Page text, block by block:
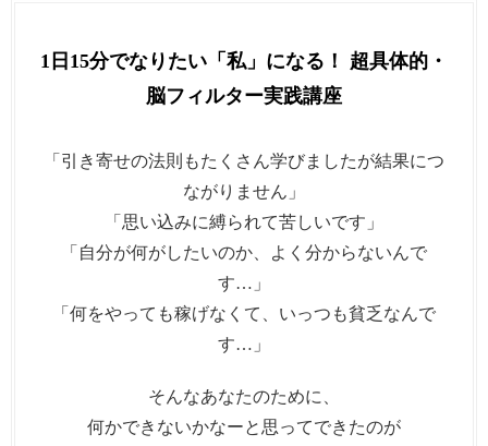
1日15分でなりたい「私」になる！ 超具体的・
脳フィルター実践講座
「引き寄せの法則もたくさん学びましたが結果につ
ながりません」
「思い込みに縛られて苦しいです」
「自分が何がしたいのか、よく分からないんで
す…」
「何をやっても稼げなくて、いっつも貧乏なんで
す…」
そんなあなたのために、
何かできないかなーと思ってできたのが